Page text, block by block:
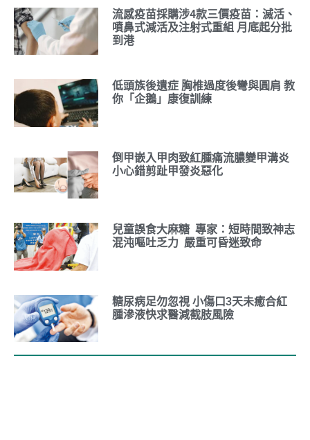
流感疫苗採購涉4款三價疫苗：滅活、
噴鼻式減活及注射式重組 月底起分批
到港
低頭族後遺症 胸椎過度後彎與圓肩 教
你「企鵝」康復訓練
倒甲嵌入甲肉致紅腫痛流膿變甲溝炎
小心錯剪趾甲發炎惡化
兒童誤食大麻糖 專家：短時間致神志
混沌嘔吐乏力 嚴重可昏迷致命
糖尿病足勿忽視 小傷口3天未癒合紅
腫滲液快求醫減截肢風險